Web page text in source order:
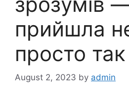
прийшла
просто так
August 2, 2023 by admin